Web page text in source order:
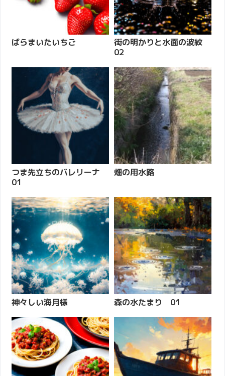
ばらまいたいちご
街の明かりと水面の波紋
02
つま先立ちのバレリーナ
01
畑の用水路
神々しい海月様 森の水たまり 01